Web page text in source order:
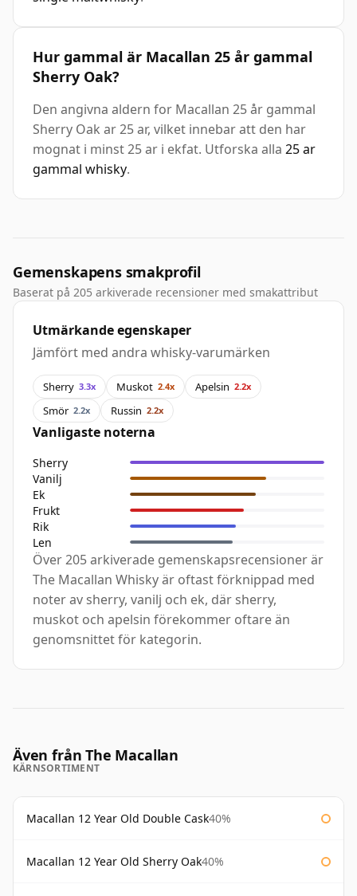
Hur gammal är Macallan 25 år gammal
Sherry Oak?
Den angivna aldern for Macallan 25 år gammal
Sherry Oak ar 25 ar, vilket innebar att den har
mognat i minst 25 ar i ekfat. Utforska alla 25 ar
gammal whisky.
Gemenskapens smakprofil
Baserat på 205 arkiverade recensioner med smakattribut
Utmärkande egenskaper
Jämfört med andra whisky-varumärken
Sherry 3.3x Muskot 2.4x Apelsin 2.2x
Smör 2.2x Russin 2.2x
Vanligaste noterna
Sherry
Vanilj
Ek
Frukt
Rik
Len
Över 205 arkiverade gemenskapsrecensioner är
The Macallan Whisky är oftast förknippad med
noter av sherry, vanilj och ek, där sherry,
muskot och apelsin förekommer oftare än
genomsnittet för kategorin.
Även från The Macallan
KÄRNSORTIMENT
Macallan 12 Year Old Double Cask40%
Macallan 12 Year Old Sherry Oak40%